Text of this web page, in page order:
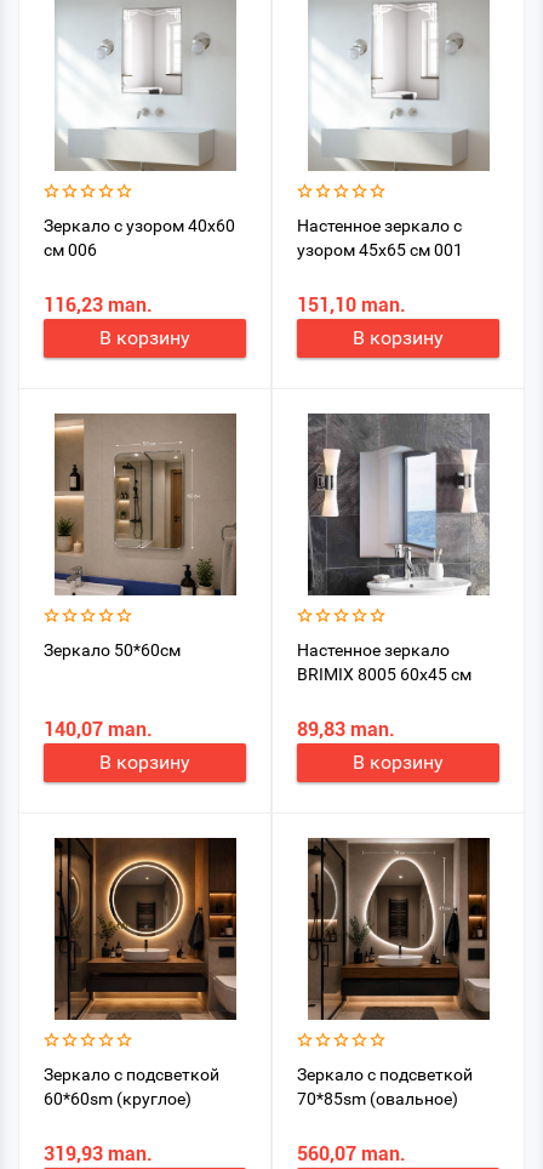
Зеркало с узором 40х60
см 006
116,23 man.
В корзину
Настенное зеркало с
узором 45x65 см 001
151,10 man.
В корзину
Зеркало 50*60см
140,07 man.
В корзину
Настенное зеркало
BRIMIX 8005 60x45 см
89,83 man.
В корзину
Зеркало с подсветкой
60*60sm (круглое)
319,93 man.
Зеркало с подсветкой
70*85sm (овальное)
560,07 man.